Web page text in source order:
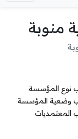
منوبة
نوع المؤسسة
وضعية المؤسسة
المعتمديات